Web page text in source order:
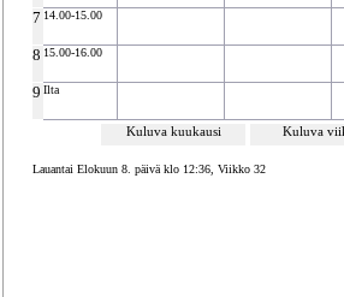
7 14.00-15.00
8 15.00-16.00
9 Ilta
Kuluva kuukausi Kuluva
Lauantai Elokuun 8. päivä klo 12:36, Viikko 32